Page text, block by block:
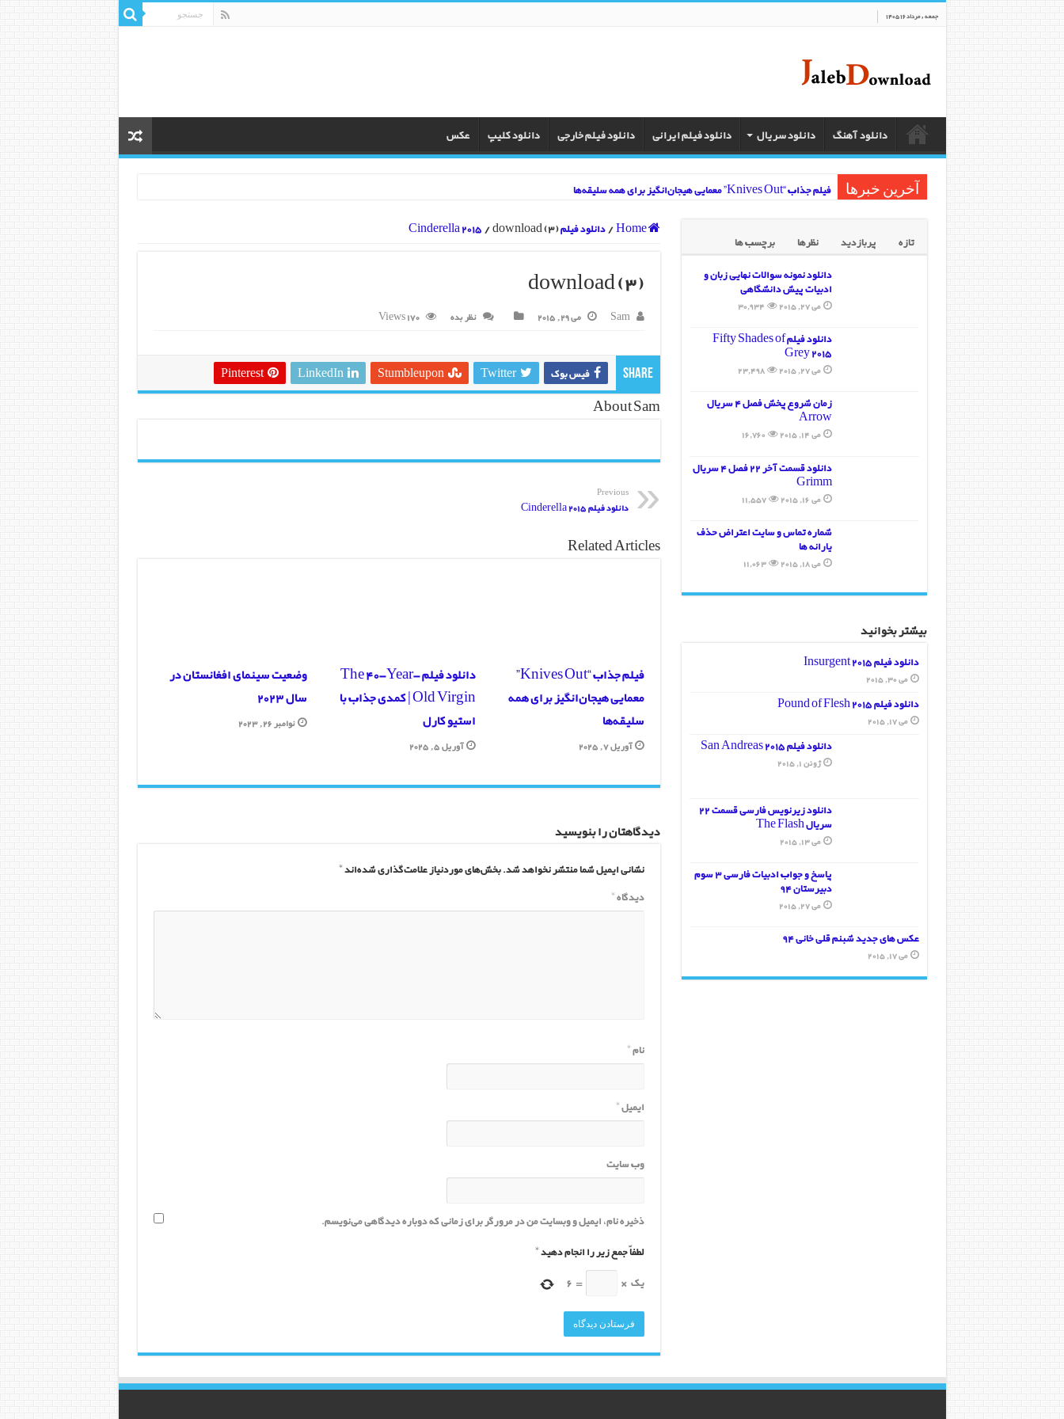
جمعه , مرداد 16 1405
دانلود آهنگ دانلود سریال دانلود فیلم ایرانی دانلود فیلم خارجی دانلود کلیپ عکس
آخرین خبرها
فیلم جذاب “Knives Out” معمایی هیجان‌انگیز برای همه سلیقه‌ها
وضعیت سینمای افغانستان در سال 2023
دانلود فیلم سینمایی وال استریت Wall Street Money Never Sleeps
دانلود فیلم سینمایی The Big Short
دانلود فیلم سینمایی Gung Ho
دانلود ویدیو مراسم افتتاحیه لیگ قهرمانان اروپا
Home
/دانلود فیلم Cinderella 2015 /download (3)
download (3)
Sam می 29, 2015 نظر بده 170 Views
Share فیس بوک Twitter
Stumbleupon
LinkedIn
Pinterest
About Sam
Previous
دانلود فیلم Cinderella 2015
Related Articles
فیلم جذاب “Knives Out”
معمایی هیجان‌انگیز برای همه
سلیقه‌ها
آوریل 7, 2025
دانلود فیلم The 40-Year-
Old Virgin | کمدی جذاب با
استیو کارل
آوریل 5, 2025
وضعیت سینمای افغانستان در
سال 2023
نوامبر 26, 2023
دیدگاهتان را بنویسید
نشانی ایمیل شما منتشر نخواهد شد.بخش‌های موردنیاز علامت‌گذاری شده‌اند*
دیدگاه*
نام*
ایمیل*
وب‌ سایت
ذخیره نام، ایمیل و وبسایت من در مرورگر برای زمانی که دوباره دیدگاهی می‌نویسم.
لطفاً جمع زیر را انجام دهید*
یک ×
=
6
تازه پربازدید نظرها
برچسب ها
دانلود نمونه سوالات نهایی زبان و
ادبیات پیش دانشگاهی
می 27, 2015 30,934
دانلود فیلم Fifty Shades of
Grey 2015
می 27, 2015 23,498
زمان شروع پخش فصل 4 سریال
Arrow
می 14, 2015 16,760
دانلود قسمت آخر 22 فصل 4 سریال
Grimm
می 16, 2015 11,557
شماره تماس و سایت اعتراض حذف
یارانه ها
می 18, 2015 11,063
بیشتر بخوانید
دانلود فیلم Insurgent 2015
می 30, 2015
دانلود فیلم Pound of Flesh 2015
می 17, 2015
دانلود فیلم San Andreas 2015
ژوئن 1, 2015
دانلود زیرنویس فارسی قسمت 22
سریال The Flash
می 13, 2015
پاسخ و جواب ادبیات فارسی 3 سوم
دبیرستان 94
می 27, 2015
عکس های جدید شبنم قلی خانی 94
می 17, 2015